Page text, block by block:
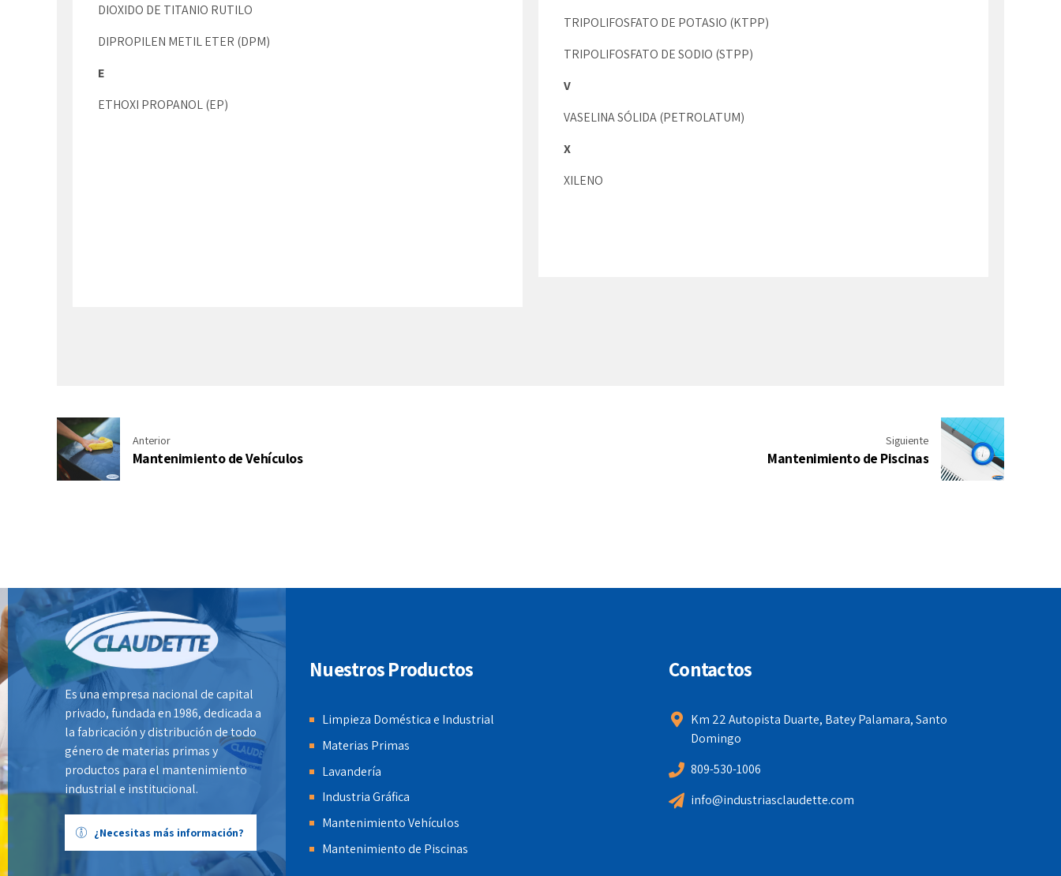
DIOXIDO DE TITANIO RUTILO
DIPROPILEN METIL ETER (DPM)
E
ETHOXI PROPANOL (EP)
TRIPOLIFOSFATO DE POTASIO (KTPP)
TRIPOLIFOSFATO DE SODIO (STPP)
V
VASELINA SÓLIDA (PETROLATUM)
X
XILENO
Anterior
Mantenimiento de Vehículos
Siguiente
Mantenimiento de Piscinas
Es una empresa nacional de capital
privado, fundada en 1986, dedicada a
la fabricación y distribución de todo
género de materias primas y
productos para el mantenimiento
industrial e institucional.
¿Necesitas más información?
Nuestros Productos
Limpieza Doméstica e Industrial
Materias Primas
Lavandería
Industria Gráfica
Mantenimiento Vehículos
Mantenimiento de Piscinas
Contactos
Km 22 Autopista Duarte, Batey Palamara, Santo
Domingo
809-530-1006
info@industriasclaudette.com